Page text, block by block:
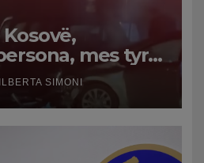
mes tyre
policie
SIMONI